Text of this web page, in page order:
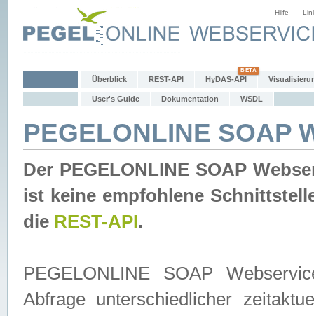
Hilfe
Überblick REST-API HyDAS-API
User's Guide Dokumentation WSDL
PEGELONLINE SOAP
Der PEGELONLINE SOAP
ist keine empfohlene
die REST-API.
PEGELONLINE SOAP
Abfrage unterschiedlicher